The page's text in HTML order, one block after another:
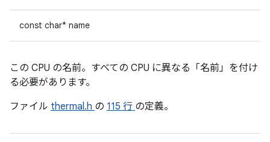
const char* name
この CPU の名前。すべての CPU に異なる「名前」を付け
る必要があります。
ファイル thermal.h の 115 行 の定義。